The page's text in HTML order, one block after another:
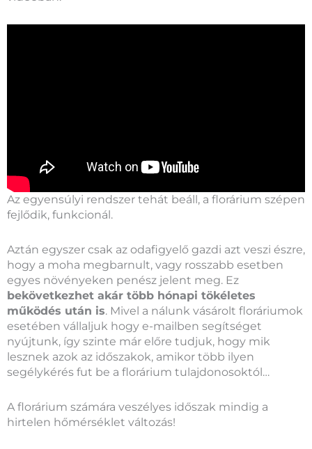
Az egyensúlyi rendszer tehát beáll, a florárium szépen
fejlődik, funkcionál.
Aztán egyszer csak az odafigyelő gazdi azt veszi észre,
hogy a moha megbarnult, vagy rosszabb esetben
egyes növényeken penész jelent meg. Ez
bekövetkezhet akár több hónapi tökéletes
működés után is. Mivel a nálunk vásárolt floráriumok
esetében vállaljuk hogy e-mailben segítséget
nyújtunk, így szinte már előre tudjuk, hogy mik
lesznek azok az időszakok, amikor több ilyen
segélykérés fut be a florárium tulajdonosoktól…
A florárium számára veszélyes időszak mindig a
hirtelen hőmérséklet változás!